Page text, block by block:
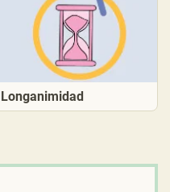
Longanimidad